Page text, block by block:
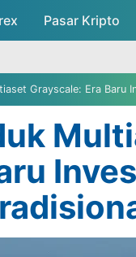
Skip to
Pasar Kripto
Grayscale: Era Baru